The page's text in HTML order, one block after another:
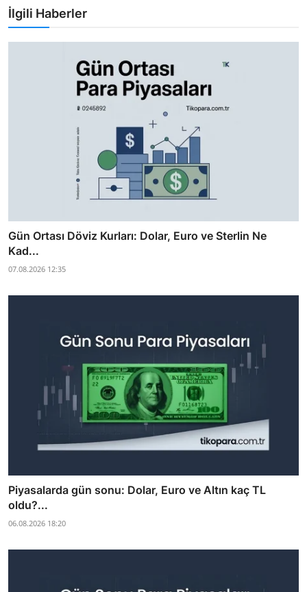
İlgili Haberler
Gün Ortası Döviz Kurları: Dolar, Euro ve Sterlin Ne
Kad...
07.08.2026 12:35
Piyasalarda gün sonu: Dolar, Euro ve Altın kaç TL
oldu?...
06.08.2026 18:20